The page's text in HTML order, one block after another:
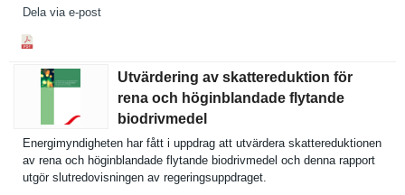
Dela via e-post
Utvärdering av skattereduktion för
rena och höginblandade flytande
biodrivmedel
Energimynd­igheten har fått i uppdrag att utvärdera skatteredu­ktionen
av rena och höginbland­ade flytande biodrivmed­el och denna rapport
utgör slutredovi­sningen av regeringsu­ppdraget.